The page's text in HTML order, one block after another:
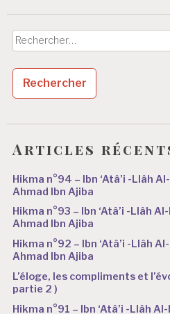
Rechercher :
Articles
Hikma n°94 – Ibn ‘Atâ’i -Llâh
Ahmad Ibn Ajiba
Hikma n°93 – Ibn ‘Atâ’i -Llâh
Ahmad Ibn Ajiba
Hikma n°92 – Ibn ‘Atâ’i -Llâh
Ahmad Ibn Ajiba
L’éloge, les compliments et
partie 2 )
Hikma n°91 – Ibn ‘Atâ’i -Llâh